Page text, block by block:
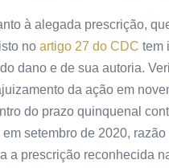
à alegada prescrição,
no artigo 27 do CDC tem
dano e de sua autoria.
da ação em
do prazo quinquenal
setembro de 2020, razão
a prescrição reconhecida